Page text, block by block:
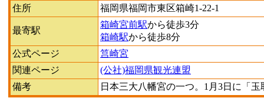
住所
福岡県福岡市東区箱崎1-22-1
最寄駅
箱崎宮前駅から徒歩3分
箱崎駅から徒歩8分
公式ページ
筥崎宮
関連ページ
(公社)福岡県観光連盟
備考
日本三大八幡宮の一つ。1月3日に「